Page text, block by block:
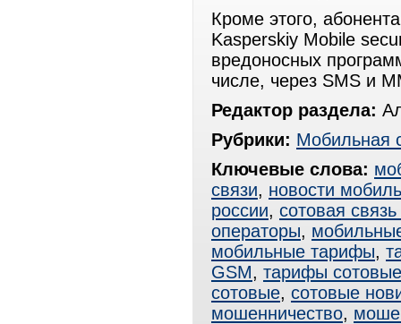
Кроме этого,
Kasperskiy Mobile
вредоносных
числе, через SMS и
Редактор раздела:
Рубрики: Мобильная
Ключевые слова:
связи, новости
россии, сотовая
операторы,
мобильные тарифы,
GSM, тарифы сотовые
сотовые, сотовые
мошенничество,